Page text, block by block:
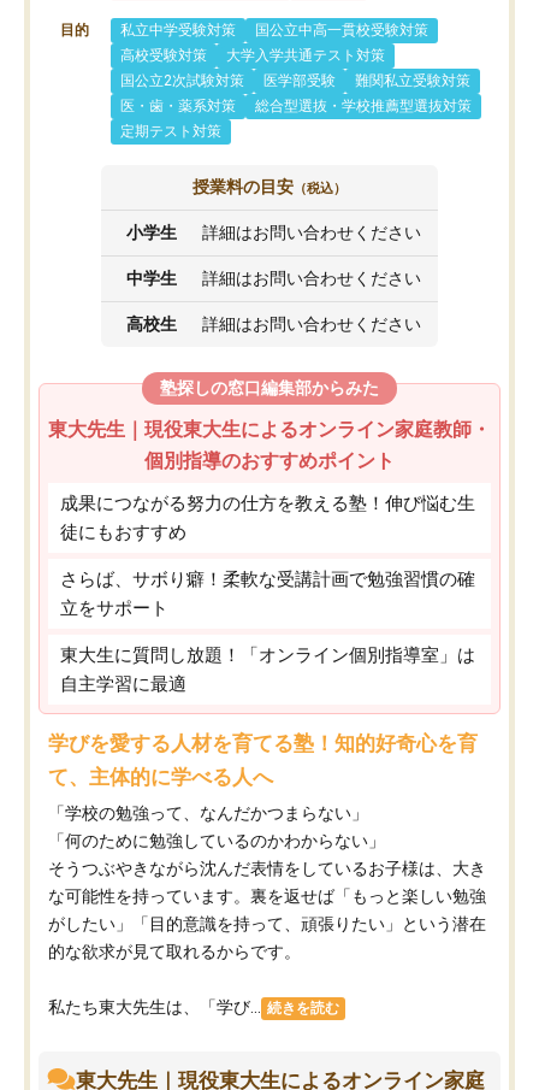
目的 私立中学受験対策
国公立中高一貫校受験対策
高校受験対策
大学入学共通テスト対策
国公立2次試験対策
医学部受験
難関私立受験対策
医・歯・薬系対策
総合型選抜・学校推薦型選抜対策
定期テスト対策
授業料の目安 （税込）
小学生 詳細はお問い合わせください
中学生 詳細はお問い合わせください
高校生 詳細はお問い合わせください
塾探しの窓口編集部からみた
東大先生｜現役東大生によるオンライン家庭教師・
個別指導のおすすめポイント
成果につながる努力の仕方を教える塾！伸び悩む生
徒にもおすすめ
さらば、サボり癖！柔軟な受講計画で勉強習慣の確
立をサポート
東大生に質問し放題！「オンライン個別指導室」は
自主学習に最適
学びを愛する人材を育てる塾！知的好奇心を育
て、主体的に学べる人へ
「学校の勉強って、なんだかつまらない」
「何のために勉強しているのかわからない」
そうつぶやきながら沈んだ表情をしているお子様は、大き
な可能性を持っています。裏を返せば「もっと楽しい勉強
がしたい」「目的意識を持って、頑張りたい」という潜在
的な欲求が見て取れるからです。
私たち東大先生は、「学び... 続きを読む
東大先生｜現役東大生によるオンライン家庭